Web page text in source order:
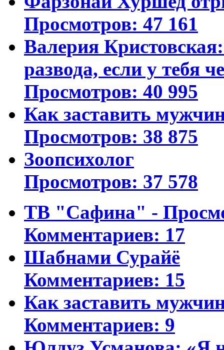
Просмотров: 47 161
Валерия
развода, если у тебя
Просмотров: 40 995
Как заставить
Просмотров: 38 875
Зоопсихолог
Просмотров: 37 578
ТВ "Сафина" -
Комментариев: 17
Шабнами Сурайё
Комментариев: 15
Как заставить
Комментариев: 9